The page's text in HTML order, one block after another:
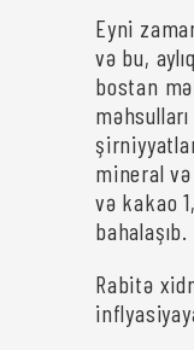
Eyni
və bu,
bostan
mineral
və kakao
bahalaşıb.
Rabitə